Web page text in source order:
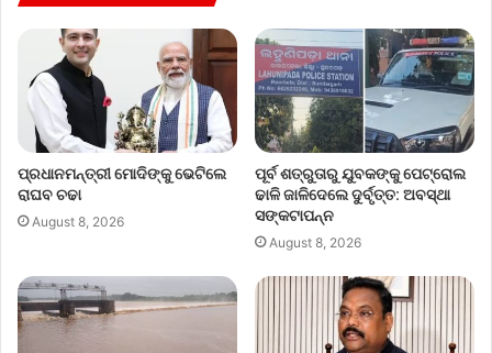
ପ୍ରଧାନମନ୍ତ୍ରୀ ମୋଦିଙ୍କୁ ଭେଟିଲେ
ରାଘବ ଚଢା
August 8, 2026
ପୂର୍ବ ଶତ୍ରୁତାରୁ ଯୁବକଙ୍କୁ ପେଟ୍ରୋଲ
ଢାଳି ଜାଳିଦେଲେ ଦୁର୍ବୃତ୍ତ: ଅବସ୍ଥା
ସଙ୍କଟାପନ୍ନ
August 8, 2026